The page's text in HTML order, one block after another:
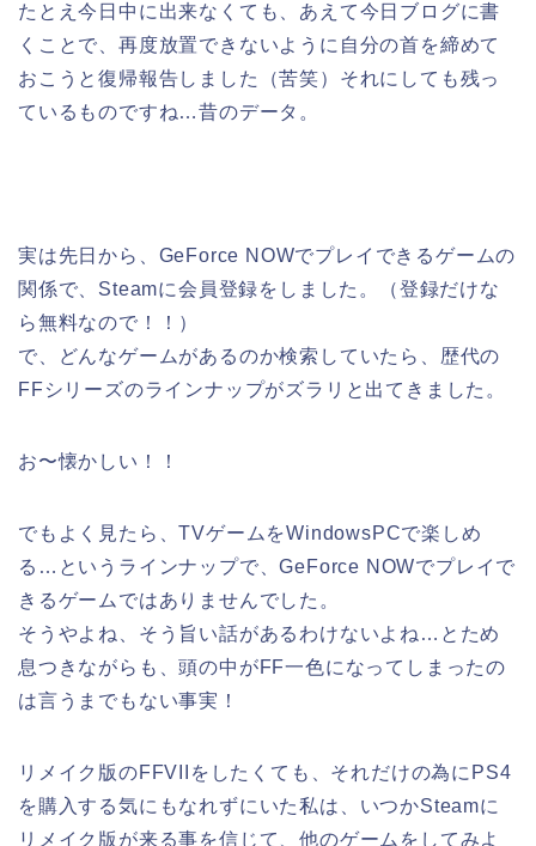
たとえ今日中に出来なくても、あえて今日ブログに書
くことで、再度放置できないように自分の首を締めて
おこうと復帰報告しました（苦笑）それにしても残っ
ているものですね…昔のデータ。
実は先日から、GeForce NOWでプレイできるゲームの
関係で、Steamに会員登録をしました。（登録だけな
ら無料なので！！）
で、どんなゲームがあるのか検索していたら、歴代の
FFシリーズのラインナップがズラリと出てきました。
お〜懐かしい！！
でもよく見たら、TVゲームをWindowsPCで楽しめ
る…というラインナップで、GeForce NOWでプレイで
きるゲームではありませんでした。
そうやよね、そう旨い話があるわけないよね…とため
息つきながらも、頭の中がFF一色になってしまったの
は言うまでもない事実！
リメイク版のFFVIIをしたくても、それだけの為にPS4
を購入する気にもなれずにいた私は、いつかSteamに
リメイク版が来る事を信じて、他のゲームをしてみよ